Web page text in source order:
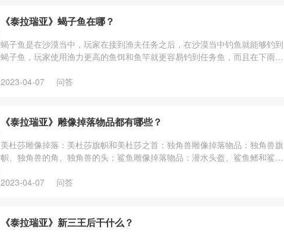
《泰拉瑞亚》蝎子鱼在哪？
蝎子鱼是在沙漠当中，玩家在接到渔夫任务之后，在沙漠当中钓鱼就能够钓到
蝎子鱼，玩家使用渔力更高的鱼饵和鱼竿就更容易钓到任务鱼，而且在下雨天
2023-04-07
问答
《泰拉瑞亚》雕像掉落物品都有哪些？
美杜莎雕像掉落：美杜莎旗帜和美杜莎之首；独角兽雕像掉落物品：独角兽旗
帜、独角兽的角、独角兽的头；鲨鱼雕像掉落物品：潜水头盔、鲨鱼鳍和鲨鱼
2023-04-07
问答
《泰拉瑞亚》新三王后干什么？